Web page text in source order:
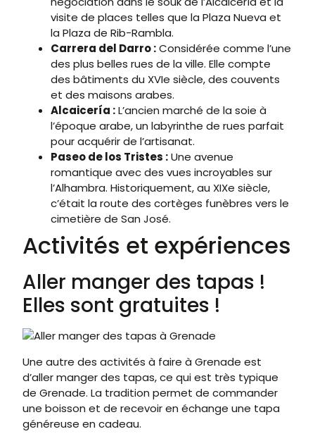
visite de places telles que la Plaza Nueva et
la Plaza de Rib-Rambla.
Carrera del Darro :Considérée comme l’une
des plus belles rues de la ville. Elle compte
des bâtiments du XVIe siècle, des couvents
et des maisons arabes.
Alcaicería :L’ancien marché de la soie à
l’époque arabe, un labyrinthe de rues parfait
pour acquérir de l’artisanat.
Paseo de los Tristes :Une avenue
romantique avec des vues incroyables sur
l’Alhambra. Historiquement, au XIXe siècle,
c’était la route des cortèges funèbres vers le
cimetière de San José.
Activités et expériences
Aller manger des tapas !
Elles sont gratuites !
Une autre des activités à faire à Grenade est
d’aller manger des tapas, ce qui est très typique
de Grenade. La tradition permet de commander
une boisson et de recevoir en échange une tapa
généreuse en cadeau.